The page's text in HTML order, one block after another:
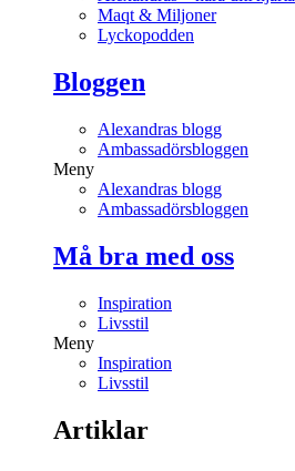
Maqt & Miljoner
Lyckopodden
Bloggen
Alexandras blogg
Ambassadörsbloggen
Meny
Alexandras blogg
Ambassadörsbloggen
Må bra med oss
Inspiration
Livsstil
Meny
Inspiration
Livsstil
Artiklar